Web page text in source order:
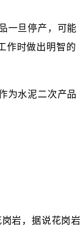
一旦停产，可能
作时做出明智的
为水泥二次产品
岩，据说花岗岩